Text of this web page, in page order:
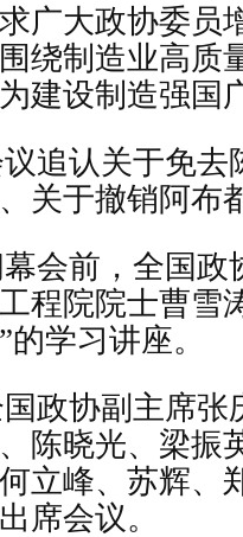
广大政协委员
绕制造业高质
建设制造强国
追认关于免去
关于撤销阿布
幕会前，全国政
程院院士曹雪
的学习讲座。
政协副主席张
陈晓光、梁振
立峰、苏辉、
席会议。